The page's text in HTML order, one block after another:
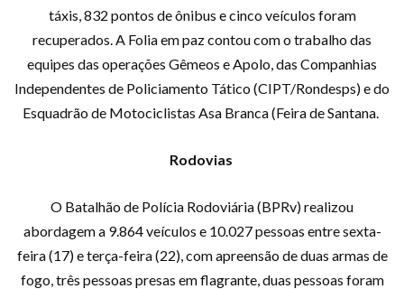
táxis, 832 pontos de ônibus e cinco veículos foram
recuperados. A Folia em paz contou com o trabalho das
equipes das operações Gêmeos e Apolo, das Companhias
Independentes de Policiamento Tático (CIPT/Rondesps) e do
Esquadrão de Motociclistas Asa Branca (Feira de Santana.
Rodovias
O Batalhão de Polícia Rodoviária (BPRv) realizou
abordagem a 9.864 veículos e 10.027 pessoas entre sexta-
feira (17) e terça-feira (22), com apreensão de duas armas de
fogo, três pessoas presas em flagrante, duas pessoas foram